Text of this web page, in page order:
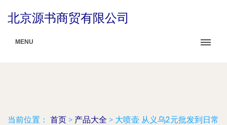
北京源书商贸有限公司
MENU
当前位置： 首页 > 产品大全 > 大喷壶 从义乌2元批发到日常